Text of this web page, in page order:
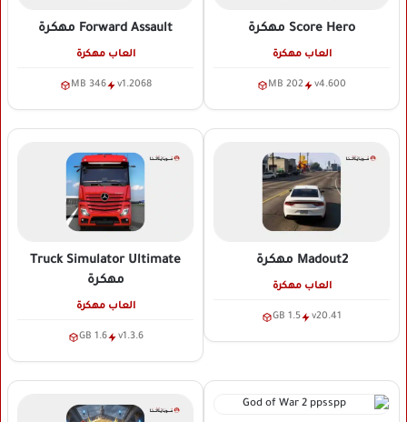
Score Hero مهكرة
العاب مهكرة
v4.600
202 MB
Forward Assault مهكرة
العاب مهكرة
v1.2068
346 MB
Madout2 مهكرة
العاب مهكرة
v20.41
1.5 GB
Truck Simulator Ultimate
مهكرة
العاب مهكرة
v1.3.6
1.6 GB